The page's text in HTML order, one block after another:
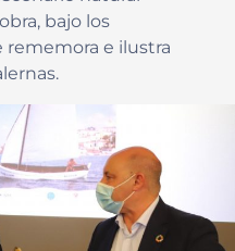
bajo los
rememora e ilustra